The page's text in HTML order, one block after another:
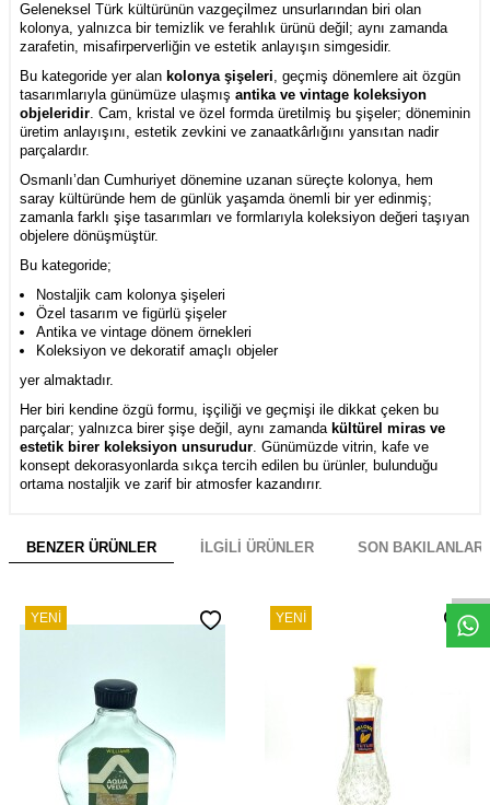
W
h
s
a
p
p
D
e
s
e
H
a
t
t
Geleneksel Türk kültürünün vazgeçilmez unsurlarından biri olan
kolonya, yalnızca bir temizlik ve ferahlık ürünü değil; aynı zamanda
zarafetin, misafirperverliğin ve estetik anlayışın simgesidir.
Bu kategoride yer alan kolonya şişeleri, geçmiş dönemlere ait özgün
tasarımlarıyla günümüze ulaşmış antika ve vintage koleksiyon
objeleridir. Cam, kristal ve özel formda üretilmiş bu şişeler; döneminin
üretim anlayışını, estetik zevkini ve zanaatkârlığını yansıtan nadir
parçalardır.
Osmanlı’dan Cumhuriyet dönemine uzanan süreçte kolonya, hem
saray kültüründe hem de günlük yaşamda önemli bir yer edinmiş;
zamanla farklı şişe tasarımları ve formlarıyla koleksiyon değeri taşıyan
objelere dönüşmüştür.
Bu kategoride;
Nostaljik cam kolonya şişeleri
Özel tasarım ve figürlü şişeler
Antika ve vintage dönem örnekleri
Koleksiyon ve dekoratif amaçlı objeler
yer almaktadır.
Her biri kendine özgü formu, işçiliği ve geçmişi ile dikkat çeken bu
parçalar; yalnızca birer şişe değil, aynı zamanda kültürel miras ve
estetik birer koleksiyon unsurudur. Günümüzde vitrin, kafe ve
konsept dekorasyonlarda sıkça tercih edilen bu ürünler, bulunduğu
ortama nostaljik ve zarif bir atmosfer kazandırır.
BENZER ÜRÜNLER İLGILI ÜRÜNLER SON BAKILANLAR
YENI YENI